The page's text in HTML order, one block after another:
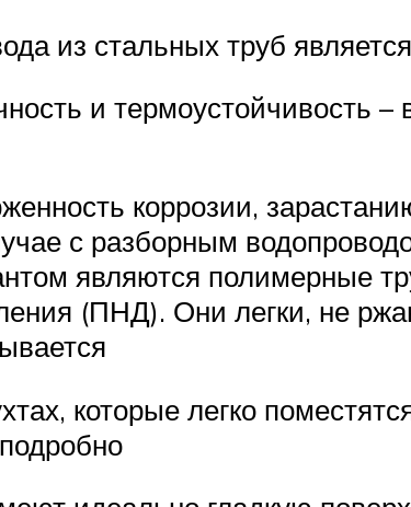
из стальных труб
и термоустойчивость
коррозии,
с разборным
являются полимерные
(ПНД). Они легки, не
которые легко